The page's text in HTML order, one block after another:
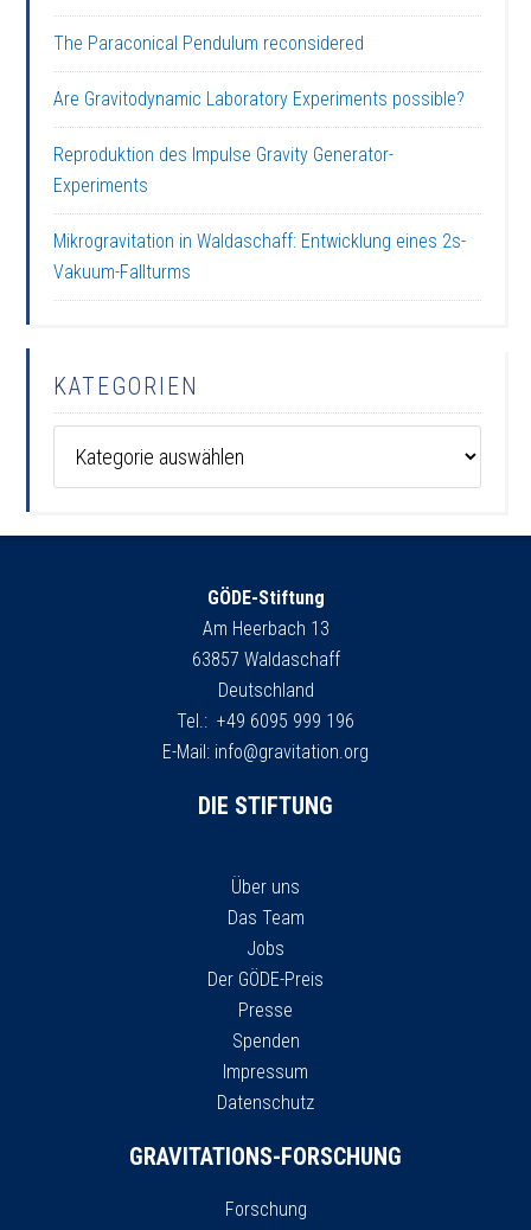
The Paraconical Pendulum reconsidered
Are Gravitodynamic Laboratory Experiments possible?
Reproduktion des Impulse Gravity Generator-
Experiments
Mikrogravitation in Waldaschaff: Entwicklung eines 2s-
Vakuum-Fallturms
KATEGORIEN
GÖDE-Stiftung
Am Heerbach 13
63857 Waldaschaff
Deutschland
Tel.: +49 6095 999 196
E-Mail: info@gravitation.org
DIE STIFTUNG
Über uns
Das Team
Jobs
Der GÖDE-Preis
Presse
Spenden
Impressum
Datenschutz
GRAVITATIONS-FORSCHUNG
Forschung